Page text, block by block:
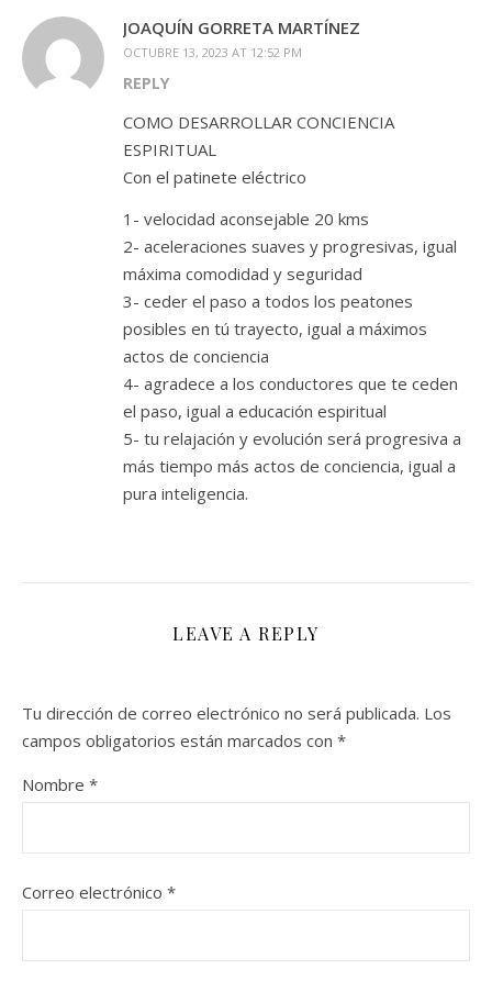
JOAQUÍN GORRETA MARTÍNEZ
OCTUBRE 13, 2023 AT 12:52 PM
REPLY
COMO DESARROLLAR CONCIENCIA
ESPIRITUAL
Con el patinete eléctrico
1- velocidad aconsejable 20 kms
2- aceleraciones suaves y progresivas, igual
máxima comodidad y seguridad
3- ceder el paso a todos los peatones
posibles en tú trayecto, igual a máximos
actos de conciencia
4- agradece a los conductores que te ceden
el paso, igual a educación espiritual
5- tu relajación y evolución será progresiva a
más tiempo más actos de conciencia, igual a
pura inteligencia.
LEAVE A REPLY
Tu dirección de correo electrónico no será publicada. Los
campos obligatorios están marcados con *
Nombre *
Correo electrónico *